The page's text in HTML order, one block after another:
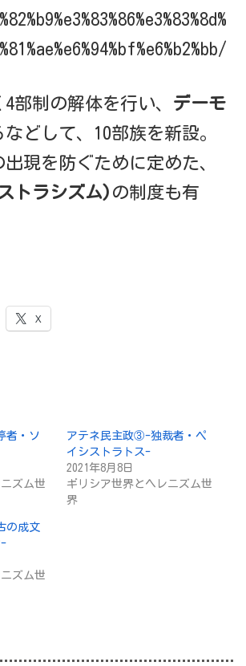
部制の解体を行い、 デーモ
どして、10部族を新設。
現を防ぐために定めた、
トラシズム) の制度も有
X
者・ソ
ズム世
アテネ民主政③-独裁者・ペ
イシストラトス-
2021年8月8日
ギリシア世界とヘレニズム世
界
の成文
-
ズム世